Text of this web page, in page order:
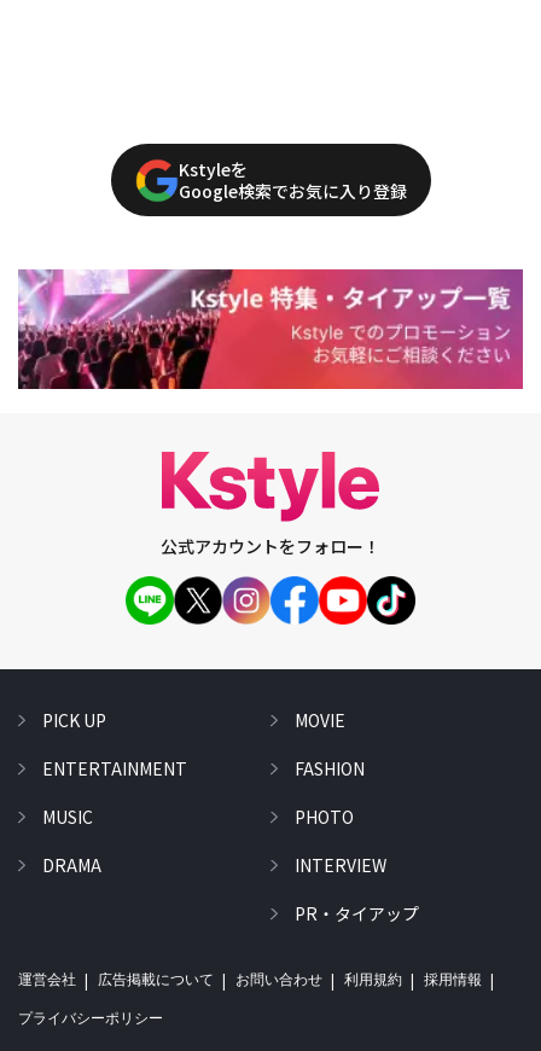
Kstyleを
Google検索でお気に入り登録
公式アカウントをフォロー！
PICK UP
ENTERTAINMENT
MUSIC
DRAMA
MOVIE
FASHION
PHOTO
INTERVIEW
PR・タイアップ
運営会社 広告掲載について お問い合わせ 利用規約 採用情報
プライバシーポリシー